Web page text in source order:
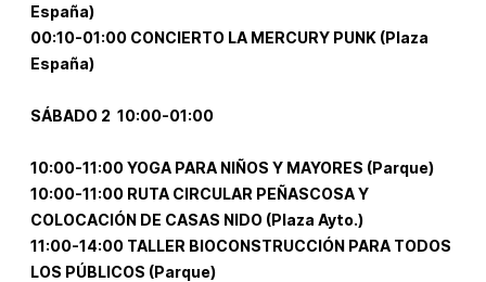
España)
00:10-01:00 CONCIERTO LA MERCURY PUNK (Plaza
España)
SÁBADO 2 10:00-01:00
10:00-11:00 YOGA PARA NIÑOS Y MAYORES (Parque)
10:00-11:00 RUTA CIRCULAR PEÑASCOSA Y
COLOCACIÓN DE CASAS NIDO (Plaza Ayto.)
11:00-14:00 TALLER BIOCONSTRUCCIÓN PARA TODOS
LOS PÚBLICOS (Parque)